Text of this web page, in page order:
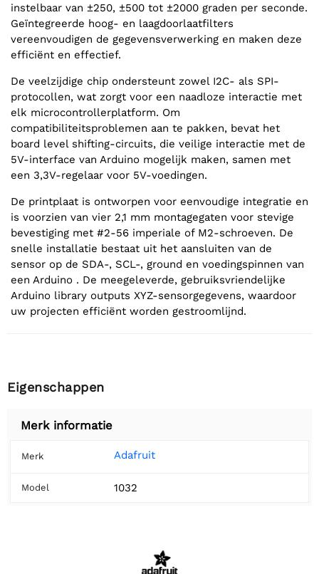
instelbaar van ±250, ±500 tot ±2000 graden per seconde.
Geïntegreerde hoog- en laagdoorlaatfilters
vereenvoudigen de gegevensverwerking en maken deze
efficiënt en effectief.
De veelzijdige chip ondersteunt zowel I2C- als SPI-
protocollen, wat zorgt voor een naadloze interactie met
elk microcontrollerplatform. Om
compatibiliteitsproblemen aan te pakken, bevat het
board level shifting-circuits, die veilige interactie met de
5V-interface van Arduino mogelijk maken, samen met
een 3,3V-regelaar voor 5V-voedingen.
De printplaat is ontworpen voor eenvoudige integratie en
is voorzien van vier 2,1 mm montagegaten voor stevige
bevestiging met #2-56 imperiale of M2-schroeven. De
snelle installatie bestaat uit het aansluiten van de
sensor op de SDA-, SCL-, ground en voedingspinnen van
een Arduino . De meegeleverde, gebruiksvriendelijke
Arduino library outputs XYZ-sensorgegevens, waardoor
uw projecten efficiënt worden gestroomlijnd.
Eigenschappen
Merk informatie
Merk Adafruit
Model 1032